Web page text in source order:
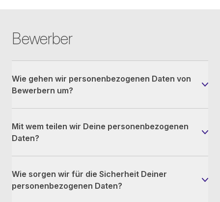
Bewerber
Wie gehen wir personenbezogenen Daten von
Bewerbern um?
Mit wem teilen wir Deine personenbezogenen
Daten?
Wie sorgen wir für die Sicherheit Deiner
personenbezogenen Daten?